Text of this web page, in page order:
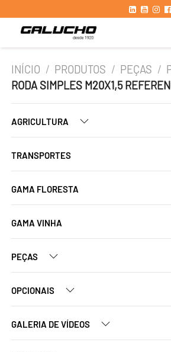
INÍCIO / PRODUTOS / PEÇAS /
RODA SIMPLES M20X1,5
AGRICULTURA
TRANSPORTES
GAMA FLORESTA
GAMA VINHA
PEÇAS
OPCIONAIS
GALERIA DE VÍDEOS